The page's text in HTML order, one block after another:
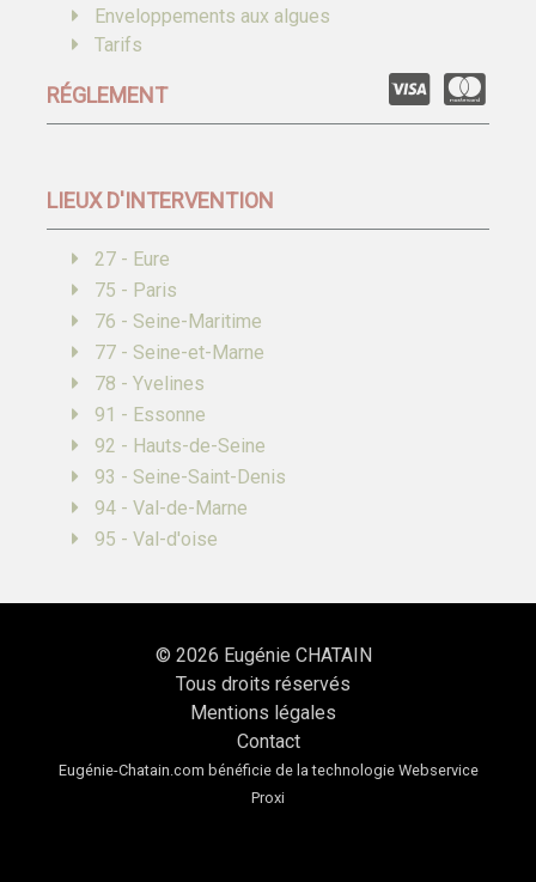
Enveloppements aux algues
Tarifs
RÉGLEMENT
LIEUX D'INTERVENTION
27 - Eure
75 - Paris
76 - Seine-Maritime
77 - Seine-et-Marne
78 - Yvelines
91 - Essonne
92 - Hauts-de-Seine
93 - Seine-Saint-Denis
94 - Val-de-Marne
95 - Val-d'oise
© 2026 Eugénie CHATAIN
Tous droits réservés
Mentions légales
Contact
Eugénie-Chatain.com bénéficie de la technologie Webservice
Proxi